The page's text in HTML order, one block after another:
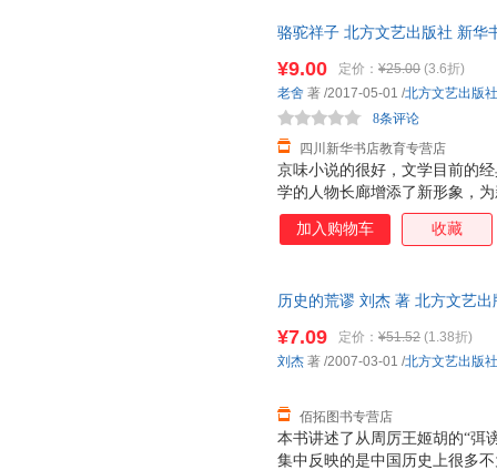
骆驼祥子 北方文艺出版社 新华
京味小说的很好，文学目前的
学的人物长廊增添了新形象，
¥9.00 定价： ¥25.00 (3.6折)
四川新华书店教育专营店
8条评论
老舍 著 /2017-05-01 /北方文艺出版社
加入购物车 收藏
历史的荒谬 刘杰 著 北方文艺
本书讲述了从周厉王姬胡的“弭
集中反映的是中国历史上很多
¥7.09 定价： ¥51.52 (1.38折)
佰拓图书专营店
刘杰 著 /2007-03-01 /北方文艺出版社